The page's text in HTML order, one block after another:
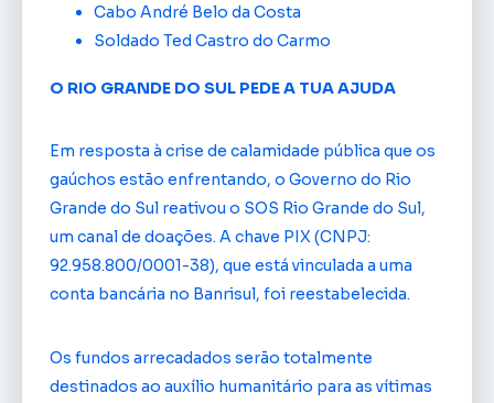
Cabo André Belo da Costa
Soldado Ted Castro do Carmo
O RIO GRANDE DO SUL PEDE A TUA AJUDA
Em resposta à crise de calamidade pública que os
gaúchos estão enfrentando, o Governo do Rio
Grande do Sul reativou o SOS Rio Grande do Sul,
um canal de doações. A chave PIX (CNPJ:
92.958.800/0001-38), que está vinculada a uma
conta bancária no Banrisul, foi reestabelecida.
Os fundos arrecadados serão totalmente
destinados ao auxílio humanitário para as vítimas